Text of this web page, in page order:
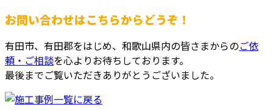
お問い合わせはこちらからどうぞ！
有田市、有田郡をはじめ、和歌山県内の皆さまからのご依
頼・ご相談を心よりお待ちしております。
最後までご覧いただきありがとうございました。